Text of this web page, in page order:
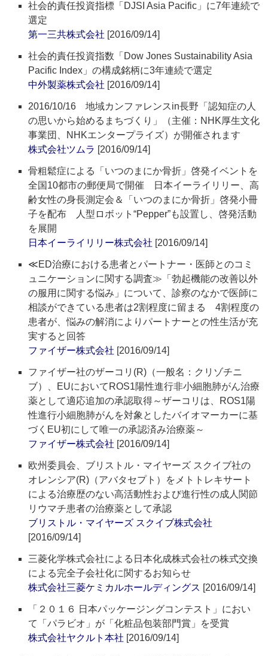
社会的責任投資指標「DJSI Asia Pacific」に7年連続で
選定
第一三共株式会社 [2016/09/14]
社会的責任投資指数「Dow Jones Sustainability Asia
Pacific Index」の構成銘柄に3年連続で選定
中外製薬株式会社 [2016/09/14]
2016/10/16 地域カンファレンスin長野「認知症の人
の思いから始めるまちづくり」（主催：NHK厚生文化
事業団、NHKエンタープライズ）が開催されます
株式会社ツムラ [2016/09/14]
骨粗鬆症による「いつのまにか骨折」啓発イベントを
全国10都市の郵便局で開催 日本イーライリリー、高
齢女性の身長測定会＆「いつのまにか骨折」啓発小冊
子を配布 人型ロボット“Pepper”も設置し、啓発活動
を展開
日本イーライリリー株式会社 [2016/09/14]
≪ED治療における患者とパートナー・医師とのコミ
ュニケーションに関する調査≫「勃起機能の改善以外
の服用に関する悩み」について、診察のなかで医師に
相談ができている患者は2割程度に留まる 4割程度の
患者が、悩みの解消によりパートナーとの性生活が充
実すると回答
ファイザー株式会社 [2016/09/14]
ファイザー社のザーコリ(R)（一般名：クリゾチニ
ブ）、EUにおいてROS1陽性進行非小細胞肺がん治療
薬として適応追加の承認取得～ザーコリは、ROS1陽
性進行小細胞肺がんを対象としたバイオマーカーに基
づくEU初にして唯一の承認済み治療薬～
ファイザー株式会社 [2016/09/14]
欧州委員会、ブリストル・マイヤーズ スクイブ社の
オレンシア(R)（アバタセプト）をメトトレキサート
による治療歴のない高活動性および進行性の成人関節
リウマチ患者の治療薬として承認
ブリストル・マイヤーズ スクイブ株式会社
[2016/09/14]
三菱化学株式会社による日本化成株式会社の株式交換
による完全子会社化に関するお知らせ
株式会社三菱ケミカルホールディングス [2016/09/14]
「２０１６ 日本パッケージングコンテスト」におい
て「パラビオ」が「化粧品包装部門賞」を受賞
株式会社ヤクルト本社 [2016/09/14]